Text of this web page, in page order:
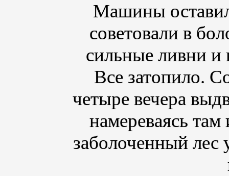
Машины
советовали в
сильные ливни и
Все затопило.
четыре вечера
намереваясь там
заболоченный лес